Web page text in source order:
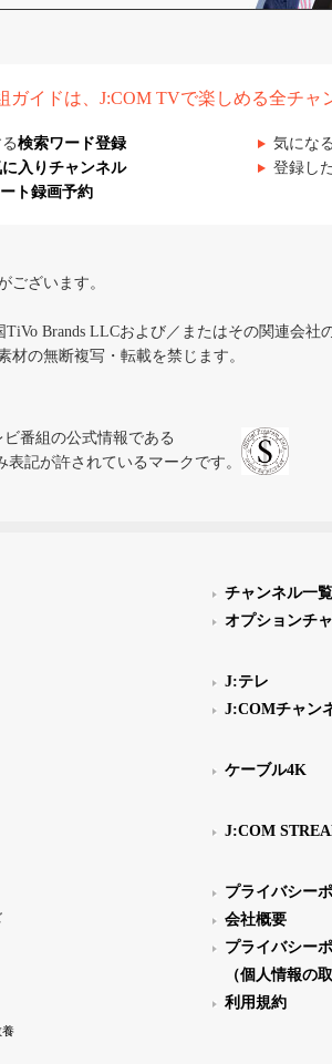
ガイドは、J:COM TVで楽しめる全チャ
る検索ワード登録 気にな
に入りチャンネル 登録し
ト録画予約
ございます。
Brands LLCおよび／またはその関連会社
の無断複写・転載を禁じます。
番組の公式情報である
表記が許されているマークです。
養
チャンネル一覧
オプションチ
J:テレ
J:COMチャン
ケーブル4K
J:COM
プライバシー
会社概要
プライバシー
（個人情報の
利用規約